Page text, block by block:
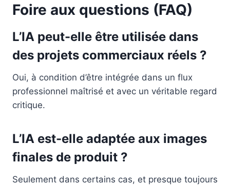
Foire aux questions (FAQ)
L’IA peut-elle être utilisée dans
des projets commerciaux réels ?
Oui, à condition d’être intégrée dans un flux
professionnel maîtrisé et avec un véritable regard
critique.
L’IA est-elle adaptée aux images
finales de produit ?
Seulement dans certains cas, et presque toujours